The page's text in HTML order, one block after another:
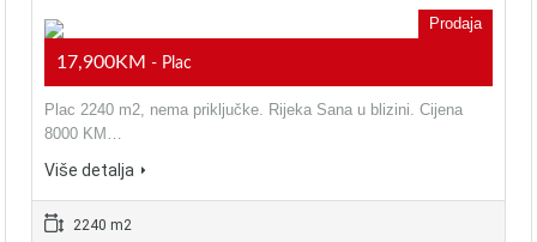
Prodaja
17,900KM - Plac
Plac 2240 m2, nema priključke. Rijeka Sana u blizini. Cijena
8000 KM…
Više detalja
2240 m2